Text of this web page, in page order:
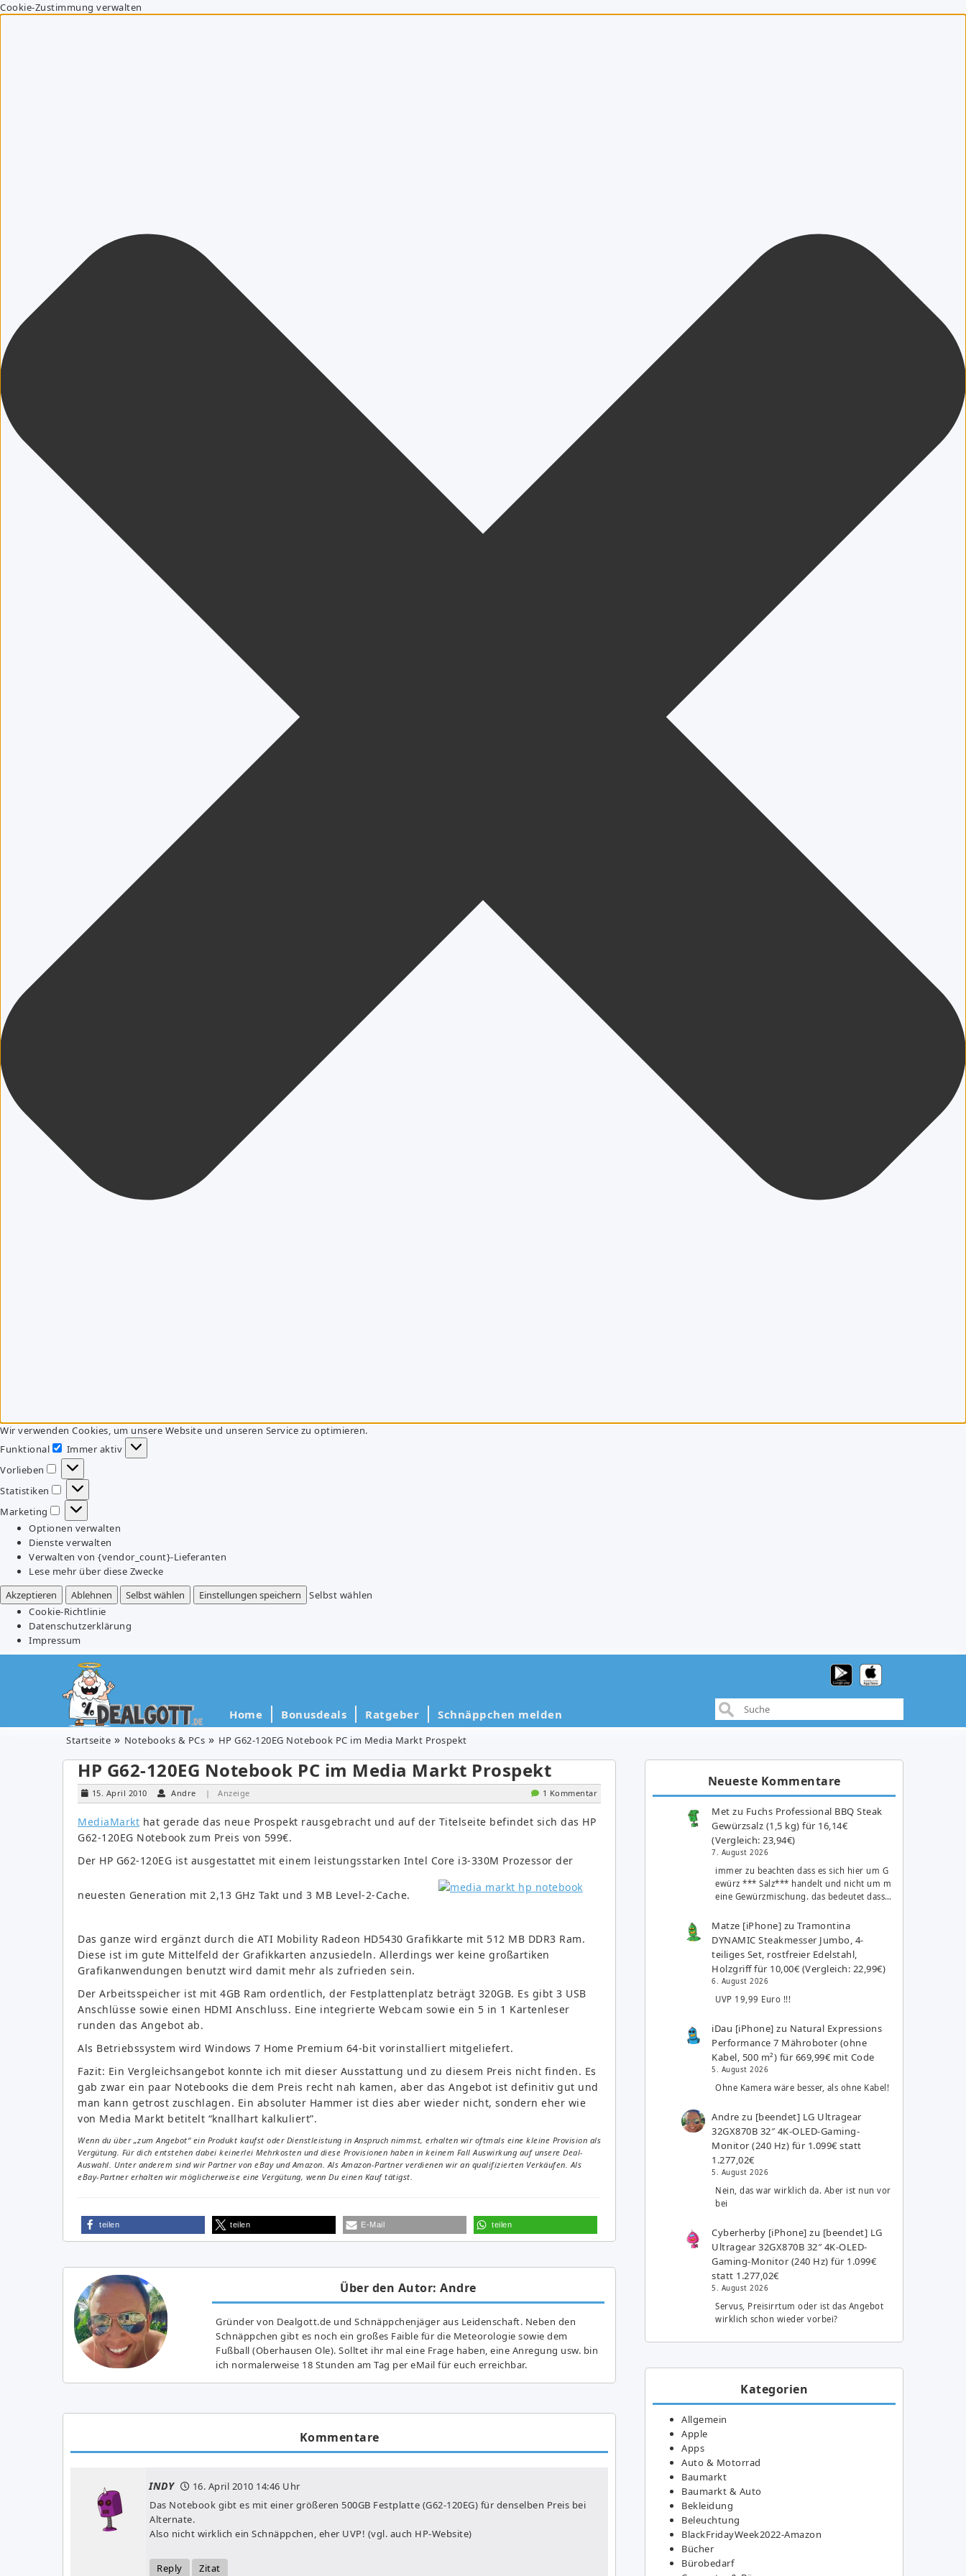
Cookie-Zustimmung verwalten
Wir verwenden Cookies, um unsere Website und unseren Service zu optimieren.
Funktional
Funktional
Immer aktiv
Vorlieben
Vorlieben
Statistiken
Statistiken
Marketing
Marketing
Optionen verwalten
Dienste verwalten
Verwalten von {vendor_count}-Lieferanten
Lese mehr über diese Zwecke
Akzeptieren
Ablehnen Selbst wählen Einstellungen speichern
Selbst wählen
Cookie-Richtlinie
Datenschutzerklärung
Impressum
Home Bonusdeals Ratgeber Schnäppchen melden
Startseite Notebooks & PCs HP G62-120EG Notebook PC im Media Markt Prospekt
HP G62-120EG Notebook PC im Media Markt Prospekt
15. April 2010 Andre | Anzeige 1 Kommentar
MediaMarkt hat gerade das neue Prospekt rausgebracht und auf der Titelseite befindet sich das HP
G62-120EG Notebook zum Preis von 599€.
Der HP G62-120EG ist ausgestattet mit einem leistungsstarken Intel Core i3-330M Prozessor der
neuesten Generation mit 2,13 GHz Takt und 3 MB Level-2-Cache.
Das ganze wird ergänzt durch die ATI Mobility Radeon HD5430 Grafikkarte mit 512 MB DDR3 Ram.
Diese ist im gute Mittelfeld der Grafikkarten anzusiedeln. Allerdings wer keine großartiken
Grafikanwendungen benutzt wird damit mehr als zufrieden sein.
Der Arbeitsspeicher ist mit 4GB Ram ordentlich, der Festplattenplatz beträgt 320GB. Es gibt 3 USB
Anschlüsse sowie einen HDMI Anschluss. Eine integrierte Webcam sowie ein 5 in 1 Kartenleser
runden das Angebot ab.
Als Betriebssystem wird Windows 7 Home Premium 64-bit vorinstalliert mitgeliefert.
Fazit: Ein Vergleichsangebot konnte ich mit dieser Ausstattung und zu diesem Preis nicht finden. Es
gab zwar ein paar Notebooks die dem Preis recht nah kamen, aber das Angebot ist definitiv gut und
man kann getrost zuschlagen. Ein absoluter Hammer ist dies aber wieder nicht, sondern eher wie
von Media Markt betitelt “knallhart kalkuliert”.
Wenn du über „zum Angebot“ ein Produkt kaufst oder Dienstleistung in Anspruch nimmst, erhalten wir oftmals eine kleine Provision als
Vergütung. Für dich entstehen dabei keinerlei Mehrkosten und diese Provisionen haben in keinem Fall Auswirkung auf unsere Deal-
Auswahl. Unter anderem sind wir Partner von eBay und Amazon. Als Amazon-Partner verdienen wir an qualifizierten Verkäufen. Als
eBay-Partner erhalten wir möglicherweise eine Vergütung, wenn Du einen Kauf tätigst.
teilen teilen E-Mail teilen
Über den Autor: Andre
Gründer von Dealgott.de und Schnäppchenjäger aus Leidenschaft. Neben den
Schnäppchen gibt es noch ein großes Fai­ble für die Meteorologie sowie dem
Fußball (Oberhausen Ole). Solltet ihr mal eine Frage haben, eine Anregung usw. bin
ich normalerweise 18 Stunden am Tag per eMail für euch erreichbar.
Kommentare
INDY 16. April 2010 14:46 Uhr
Das Notebook gibt es mit einer größeren 500GB Festplatte (G62-120EG) für denselben Preis bei
Alternate.
Also nicht wirklich ein Schnäppchen, eher UVP! (vgl. auch HP-Website)
Reply Zitat
Neueste Kommentare
Met zu Fuchs Professional BBQ Steak
Gewürzsalz (1,5 kg) für 16,14€
(Vergleich: 23,94€)
7. August 2026
immer zu beachten dass es sich hier um G
ewürz *** Salz*** handelt und nicht um m
eine Gewürzmischung. das bedeutet dass…
Matze [iPhone] zuTramontina
DYNAMIC Steakmesser Jumbo, 4-
teiliges Set, rostfreier Edelstahl,
Holzgriff für 10,00€ (Vergleich: 22,99€)
6. August 2026
UVP 19,99 Euro !!!
iDau [iPhone] zu Natural Expressions
Performance 7 Mähroboter (ohne
Kabel, 500 m²) für 669,99€ mit Code
5. August 2026
Ohne Kamera wäre besser, als ohne Kabel!
Andre zu [beendet] LG Ultragear
32GX870B 32″ 4K-OLED-Gaming-
Monitor (240 Hz) für 1.099€ statt
1.277,02€
5. August 2026
Nein, das war wirklich da. Aber ist nun vor
bei
Cyberherby [iPhone] zu [beendet] LG
Ultragear 32GX870B 32″ 4K-OLED-
Gaming-Monitor (240 Hz) für 1.099€
statt 1.277,02€
5. August 2026
Servus, Preisirrtum oder ist das Angebot
wirklich schon wieder vorbei?
Kategorien
Allgemein
Apple
Apps
Auto & Motorrad
Baumarkt
Baumarkt & Auto
Bekleidung
Beleuchtung
BlackFridayWeek2022-Amazon
Bücher
Bürobedarf